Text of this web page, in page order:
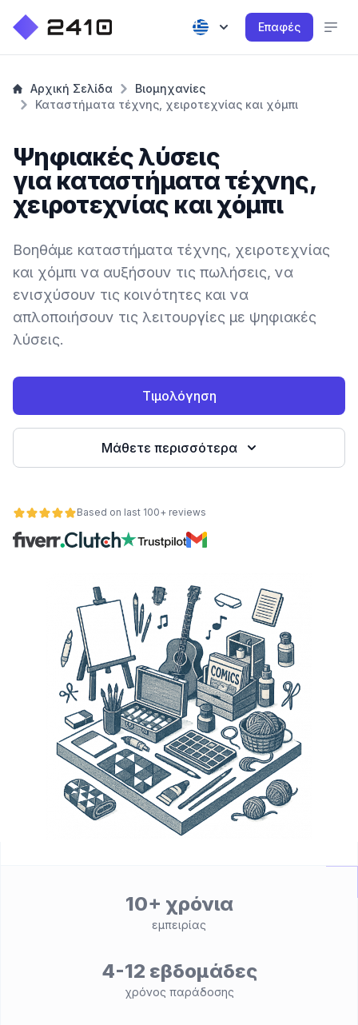
Επαφές
Αρχική Σελίδα
Βιομηχανίες
Καταστήματα τέχνης, χειροτεχνίας και χόμπι
Ψηφιακές λύσεις
για καταστήματα τέχνης,
χειροτεχνίας και χόμπι
Βοηθάμε καταστήματα τέχνης, χειροτεχνίας
και χόμπι να αυξήσουν τις πωλήσεις, να
ενισχύσουν τις κοινότητες και να
απλοποιήσουν τις λειτουργίες με ψηφιακές
λύσεις.
Τιμολόγηση
Μάθετε περισσότερα
Based on last 100+ reviews
10+ χρόνια
εμπειρίας
4-12 εβδομάδες
χρόνος παράδοσης